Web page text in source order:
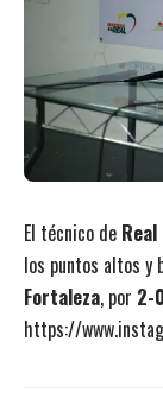
El técnico de
los puntos altos y
Fortaleza, por 2-0
https://